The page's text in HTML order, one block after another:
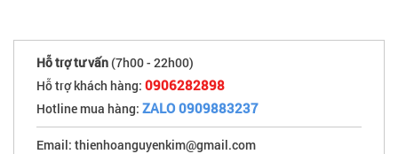
Hỗ trợ tư vấn (7h00 - 22h00)
Hỗ trợ khách hàng: 0906282898
Hotline mua hàng: ZALO 0909883237
Email: thienhoanguyenkim@gmail.com